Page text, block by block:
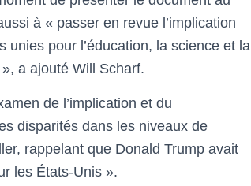
à « passer en revue l’implication
unies pour l’éducation, la science et la
a ajouté Will Scharf.
de l’implication et du
disparités dans les niveaux de
rappelant que Donald Trump avait
les États-Unis ».